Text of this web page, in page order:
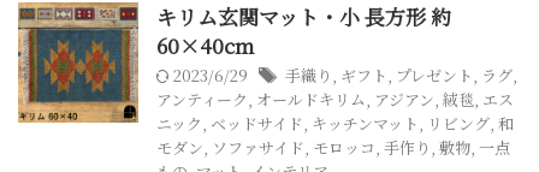
キリム玄関マット・小 長方形 約
60×40cm
2023/6/29 手織り , ギフト, プレゼント, ラグ,
アンティーク, オールドキリム, アジアン, 絨毯, エス
ニック, ベッドサイド, キッチンマット, リビング, 和
モダン, ソファサイド, モロッコ, 手作り , 敷物, 一点